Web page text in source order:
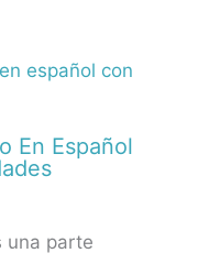
En Español
una parte